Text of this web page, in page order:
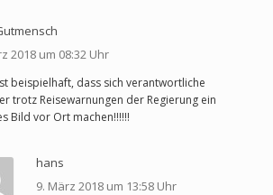
2018 um 08:32 Uhr
beispielhaft, dass sich verantwortliche
trotz Reisewarnungen der Regierung ein
Bild vor Ort machen!!!!!!
hans
9. März 2018 um 13:58 Uhr